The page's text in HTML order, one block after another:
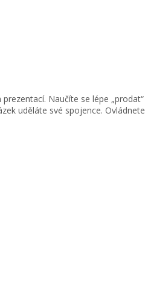
Naučíte se lépe
uděláte své spojence.